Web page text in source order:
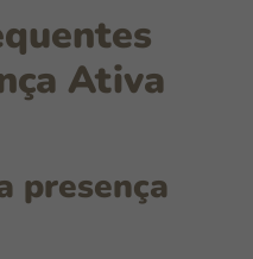
Ativa
presença